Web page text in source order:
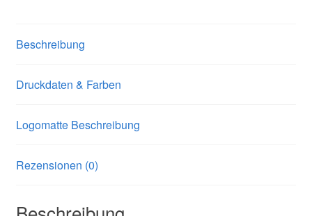
Beschreibung
Druckdaten & Farben
Logomatte Beschreibung
Rezensionen (0)